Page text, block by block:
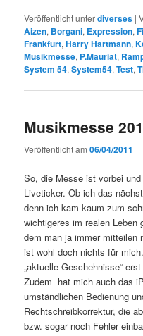
Veröffentlicht unterdiverses |
Aizen, Borgani, Expression,
Frankfurt,Harry Hartmann,
Musikmesse, P.Mauriat,
System 54,System54,Test,
Musikmesse
Veröffentlicht am06/04/2011
So, die Messe ist vorbei
Liveticker. Ob ich das
denn ich kam kaum zum
wichtigeres im realen
dem man ja immer mitteilen
ist wohl doch nichts für
„aktuelle Geschehnisse“
Zudem hat mich auch das
umständlichen Bedienung
Rechtschreibkorrektur, die
bzw. sogar noch Fehler